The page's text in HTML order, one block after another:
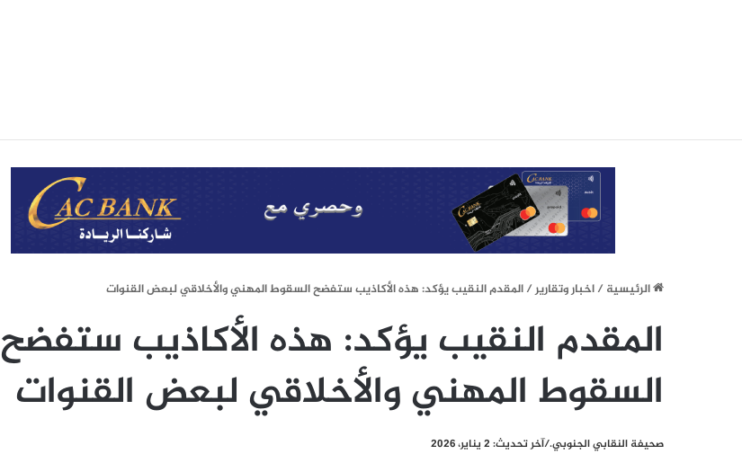
الرئيسيِة/اخبار وتقارير/المقدم النقيب يؤكد: هذه الأكاذيب ستفضح السقوط المهني والأخلاقي لبعض القنوات
المقدم النقيب يؤكد: هذه الأكاذيب ستفضح
السقوط المهني والأخلاقي لبعض القنوات
صحيفة النقابي الجنوبي./آخر تحديث: 2 يناير، 2026